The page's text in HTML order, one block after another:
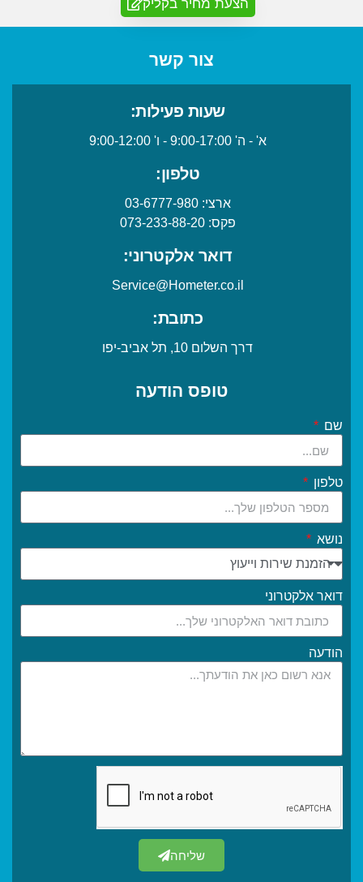
הצעת מחיר בקליק
צור קשר
שעות פעילות:
א' - ה' 9:00-17:00 - ו' 9:00-12:00
טלפון:
ארצי:03-6777-980
פקס:073-233-88-20
דואר אלקטרוני:
Service@Hometer.co.il
כתובת:
דרך השלום 10, תל אביב-יפו
טופס הודעה
שם
טלפון
נושא
דואר אלקטרוני
הודעה
שליחה